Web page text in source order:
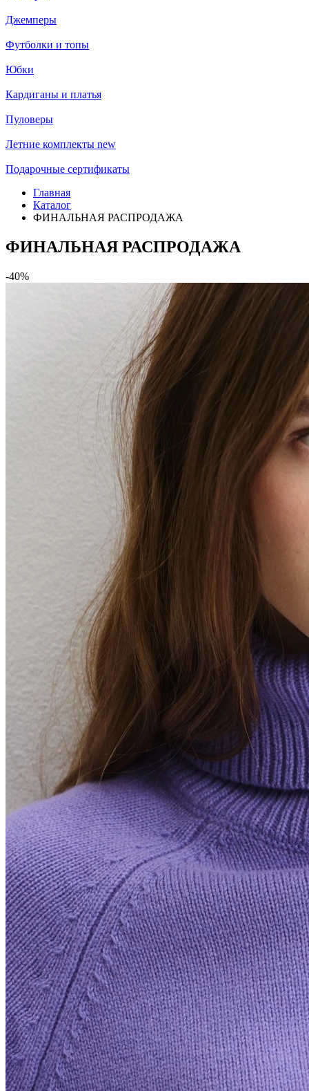
Джемперы
Футболки и топы
Юбки
Кардиганы и платья
Пуловеры
Летние комплекты new
Подарочные сертификаты
Главная
Каталог
ФИНАЛЬНАЯ РАСПРОДАЖА
ФИНАЛЬНАЯ РАСПРОДАЖА
-40%